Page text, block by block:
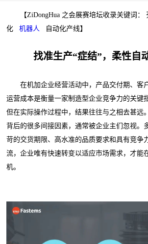
【ZiDongHua 之会展赛培坛收录关键词：
化机器人 自动化产线】
找准生产“症结”，柔性自
在机加企业经营活动中，产品交付期、客
运营成本是衡量一家制造型企业竞争力的关键
但在实际操作过程中，结果往往与之相去甚远
背后的很多间接因素，通常被企业主们忽视。
苛的交货期限、高水准的品质要求和具有竞争
流，企业唯有快速转变以适应市场需求，才能
机。